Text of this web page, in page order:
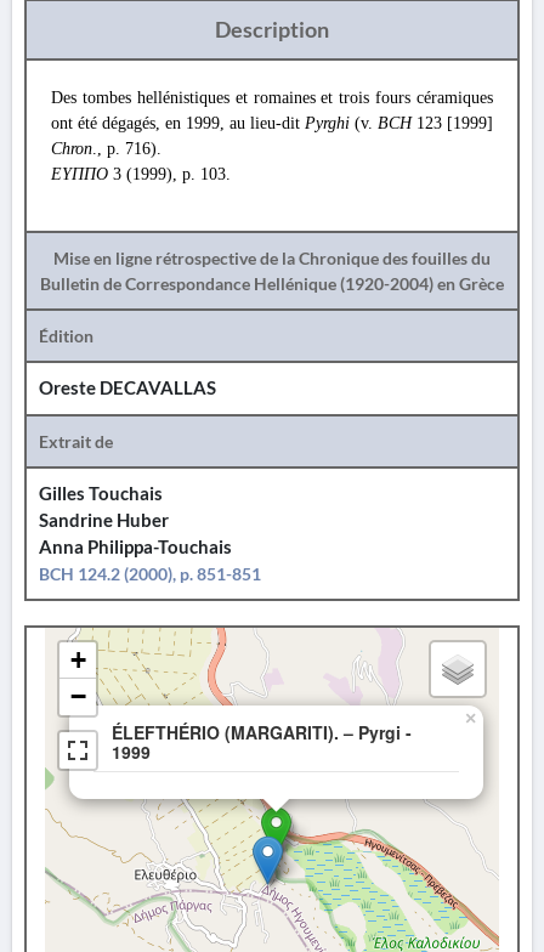
Description
Des tombes hellénistiques et romaines et trois fours céramiques
ont été dégagés, en 1999, au lieu-dit Pyrghi (v. BCH 123 [1999]
Chron., p. 716).
ΕΥΠΠΟ 3 (1999), p. 103.
Mise en ligne rétrospective de la Chronique des fouilles du
Bulletin de Correspondance Hellénique (1920-2004) en Grèce
Édition
Oreste DECAVALLAS
Extrait de
Gilles Touchais
Sandrine Huber
Anna Philippa-Touchais
BCH 124.2 (2000), p. 851-851
ÉLEFTHÉRIO (MARGARITI). – Pyrgi -
1999
×
+
−